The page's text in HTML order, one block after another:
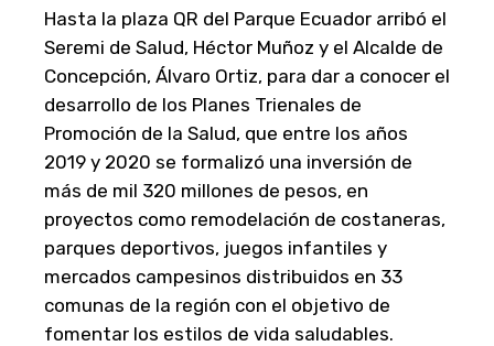
Hasta la plaza QR del Parque Ecuador arribó el
Seremi de Salud, Héctor Muñoz y el Alcalde de
Concepción, Álvaro Ortiz, para dar a conocer el
desarrollo de los Planes Trienales de
Promoción de la Salud, que entre los años
2019 y 2020 se formalizó una inversión de
más de mil 320 millones de pesos, en
proyectos como remodelación de costaneras,
parques deportivos, juegos infantiles y
mercados campesinos distribuidos en 33
comunas de la región con el objetivo de
fomentar los estilos de vida saludables.